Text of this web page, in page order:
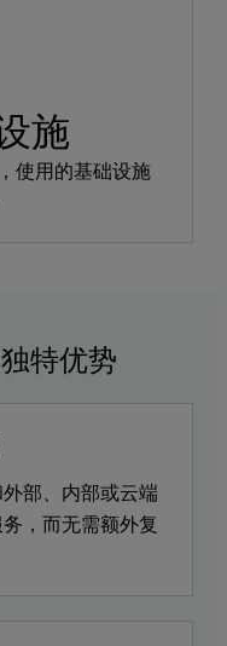
施
使用的基础设施
特优势
部、内部或云端
，而无需额外复